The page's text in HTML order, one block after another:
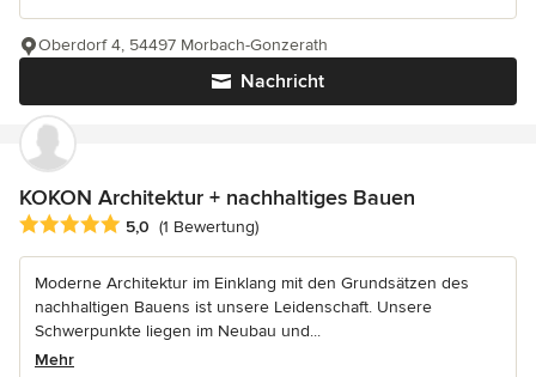
Nachricht
Oberdorf 4, 54497 Morbach-Gonzerath
KOKON Architektur + nachhaltiges Bauen
Durchschnittliche Bewertung: 5 von 5 Sternen
5,0 (1 Bewertung)
Moderne Architektur im Einklang mit den Grundsätzen des
nachhaltigen Bauens ist unsere Leidenschaft. Unsere
Schwerpunkte liegen im Neubau und...
Mehr